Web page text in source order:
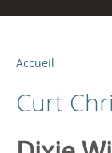
V
o
u
Accueil
Curt